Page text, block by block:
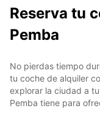
Reserva tu
Pemba
No pierdas tiempo
tu coche de alquiler
explorar la ciudad a
Pemba tiene para